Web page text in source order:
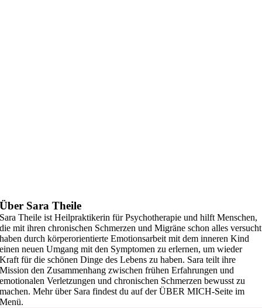
Über Sara Theile
Sara Theile ist Heilpraktikerin für Psychotherapie und hilft Menschen,
die mit ihren chronischen Schmerzen und Migräne schon alles versucht
haben durch körperorientierte Emotionsarbeit mit dem inneren Kind
einen neuen Umgang mit den Symptomen zu erlernen, um wieder
Kraft für die schönen Dinge des Lebens zu haben. Sara teilt ihre
Mission den Zusammenhang zwischen frühen Erfahrungen und
emotionalen Verletzungen und chronischen Schmerzen bewusst zu
machen. Mehr über Sara findest du auf der ÜBER MICH-Seite im
Menü.